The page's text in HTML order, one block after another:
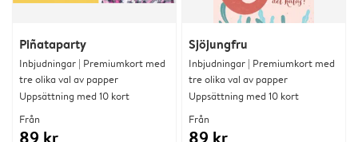
Piñataparty
Inbjudningar | Premiumkort med
tre olika val av papper
Uppsättning med 10 kort
Från
Sjöjungfru
Inbjudningar | Premiumkort med
tre olika val av papper
Uppsättning med 10 kort
Från